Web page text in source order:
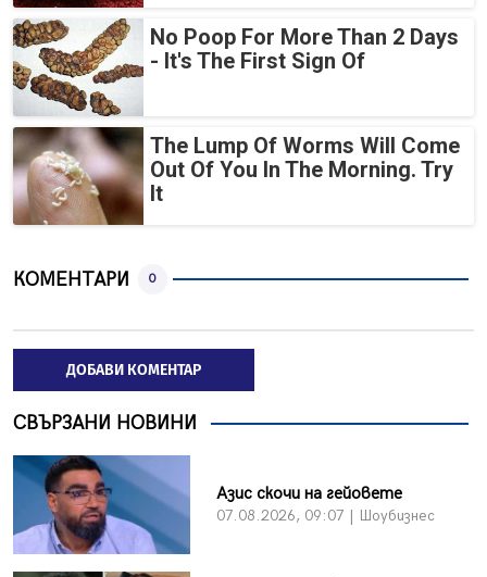
No Poop For More Than 2 Days
- It's The First Sign Of
The Lump Of Worms Will Come
Out Of You In The Morning. Try
It
КОМЕНТАРИ 0
ДОБАВИ КОМЕНТАР
СВЪРЗАНИ НОВИНИ
Азис скочи на гейовете
07.08.2026, 09:07 | Шоубизнес